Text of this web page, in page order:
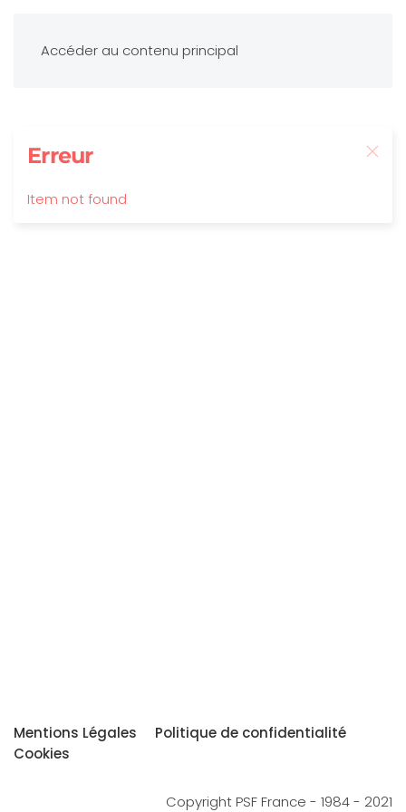
Accéder au contenu principal
Erreur
Item not found
Mentions Légales
Politique de confidentialité
Cookies
Copyright PSF France - 1984 - 2021